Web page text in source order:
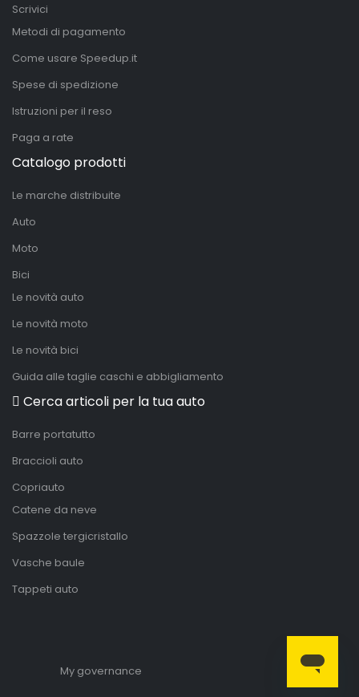
Scrivici
Metodi di pagamento
Come usare Speedup.it
Spese di spedizione
Istruzioni per il reso
Paga a rate
Catalogo prodotti
Le marche distribuite
Auto
Moto
Bici
Le novità auto
Le novità moto
Le novità bici
Guida alle taglie caschi e abbigliamento
Cerca articoli per la tua auto
Barre portatutto
Braccioli auto
Copriauto
Catene da neve
Spazzole tergicristallo
Vasche baule
Tappeti auto
My governance